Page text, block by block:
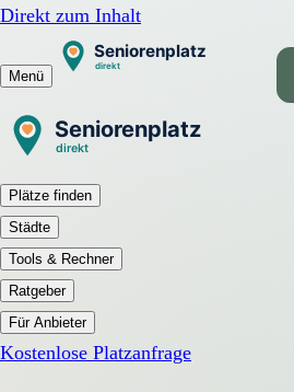
Direkt zum Inhalt
Menü
Plätze finden
Städte
Tools & Rechner
Ratgeber
Für Anbieter
Kostenlose Platzanfrage